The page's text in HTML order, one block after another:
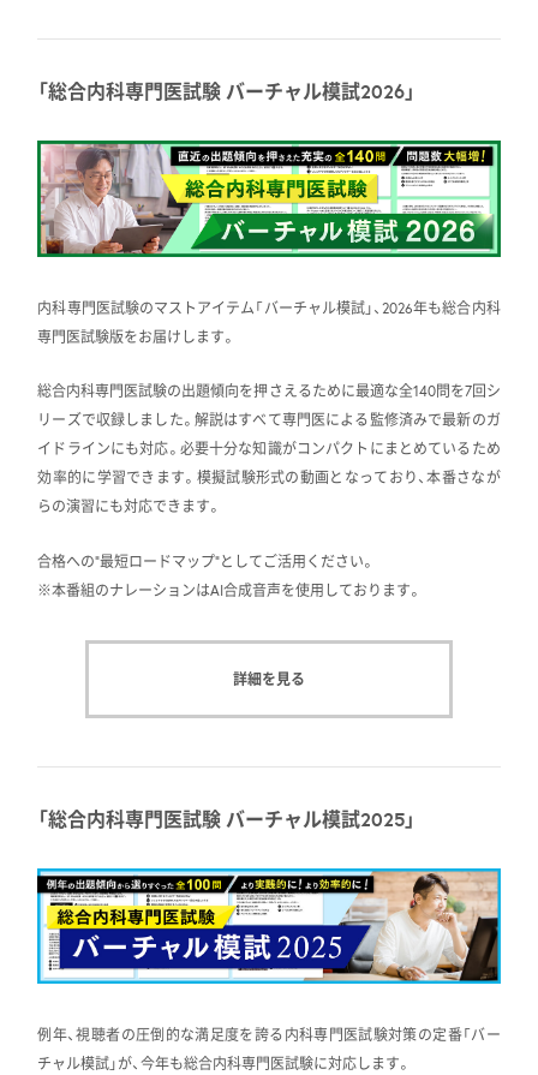
「総合内科専門医試験 バーチャル模試2026」
内科専門医試験のマストアイテム「バーチャル模試」、2026年も総合内科
専門医試験版をお届けします。
総合内科専門医試験の出題傾向を押さえるために最適な全140問を7回シ
リーズで収録しました。解説はすべて専門医による監修済みで最新のガ
イドラインにも対応。必要十分な知識がコンパクトにまとめているため
効率的に学習できます。模擬試験形式の動画となっており、本番さなが
らの演習にも対応できます。
合格への“最短ロードマップ”としてご活用ください。
※本番組のナレーションはAI合成音声を使用しております。
詳細を見る
「総合内科専門医試験 バーチャル模試2025」
例年、視聴者の圧倒的な満足度を誇る内科専門医試験対策の定番「バー
チャル模試」が、今年も総合内科専門医試験に対応します。